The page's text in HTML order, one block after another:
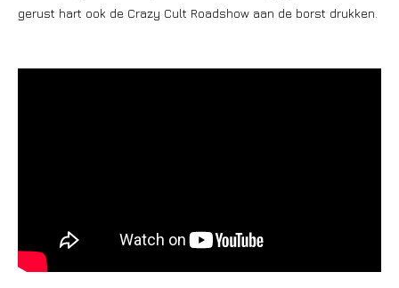
gerust hart ook de Crazy Cult Roadshow aan de borst drukken.